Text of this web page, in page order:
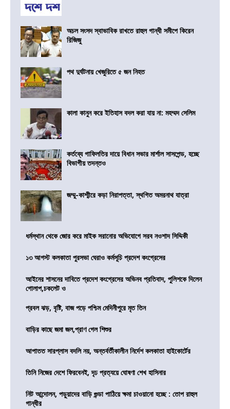
অচল সংসদ স্বাভাবিক রাখতে রাহুল গান্ধী সমীপে কিরেন
রিজিজু
পথ দুর্ঘটনায় খেজুরিতে ৫ জন নিহত
কালা কানুন করে ইতিহাস বদল করা যায় না: মহম্মদ সেলিম
কর্তব্যে গাফিলতির দায়ে বিধান সভার মার্শাল সাসপেন্ড, হচ্ছে
বিভাগীয় তদন্তও
জম্মু-কাশ্মীরে কড়া নিরাপত্তা, স্থগিত অমরনাথ যাত্রা
ধর্মস্থান থেকে জোর করে মাইক সরানোর অভিযোগে সরব নওশাদ সিদ্দিকী
১৩ আগস্ট কলকাতা পুরসভা ঘেরাও কর্মসূচি প্রদেশ কংগ্রেসের
আইনের শাসনের দাবিতে প্রদেশ কংগ্রেসের অভিনব প্রতিবাদ, পুলিশকে দিলেন
গোলাপ,চকলেট ও
প্রবল ঝড়, বৃষ্টি, বাজ পড়ে পশ্চিম মেদিনীপুরে মৃত তিন
বাড়ির কাছে জমা জল,প্রাণ গেল শিশুর
আপাতত সারপ্লাস বদলি নয়, অন্তর্বর্তীকালীন নির্দেশ কলকাতা হাইকোর্টের
তিনি নিজের দেশে ফিরবেনই, দৃঢ প্রত্যয়ে ঘোষণা শেখ হাসিনার
নিট আন্দোলন, পড়ুয়াদের বাড়ি গুন্ডা পাঠিয়ে ক্ষমা চাওয়ানো হচ্ছে : তোপ রাহুল
গান্ধীর